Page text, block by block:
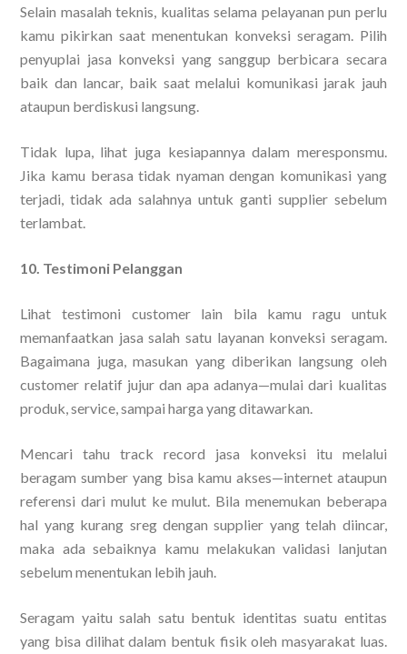
Selain masalah teknis, kualitas selama pelayanan pun perlu
kamu pikirkan saat menentukan konveksi seragam. Pilih
penyuplai jasa konveksi yang sanggup berbicara secara
baik dan lancar, baik saat melalui komunikasi jarak jauh
ataupun berdiskusi langsung.
Tidak lupa, lihat juga kesiapannya dalam meresponsmu.
Jika kamu berasa tidak nyaman dengan komunikasi yang
terjadi, tidak ada salahnya untuk ganti supplier sebelum
terlambat.
10. Testimoni Pelanggan
Lihat testimoni customer lain bila kamu ragu untuk
memanfaatkan jasa salah satu layanan konveksi seragam.
Bagaimana juga, masukan yang diberikan langsung oleh
customer relatif jujur dan apa adanya—mulai dari kualitas
produk, service, sampai harga yang ditawarkan.
Mencari tahu track record jasa konveksi itu melalui
beragam sumber yang bisa kamu akses—internet ataupun
referensi dari mulut ke mulut. Bila menemukan beberapa
hal yang kurang sreg dengan supplier yang telah diincar,
maka ada sebaiknya kamu melakukan validasi lanjutan
sebelum menentukan lebih jauh.
Seragam yaitu salah satu bentuk identitas suatu entitas
yang bisa dilihat dalam bentuk fisik oleh masyarakat luas.